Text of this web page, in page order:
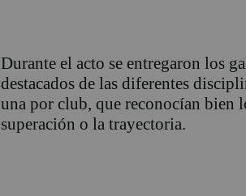
Durante el acto se entregaron los
destacados de las diferentes
una por club, que reconocían bien
superación o la trayectoria.